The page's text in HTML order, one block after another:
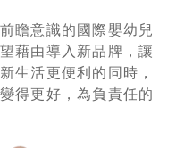
瞻意識的國際嬰幼兒
藉由導入新品牌，讓
生活更便利的同時，
得更好，為負責任的